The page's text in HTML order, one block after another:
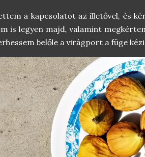
a kapcsolatot az illetővel, és
is legyen majd, valamint
belőle a virágport a füge